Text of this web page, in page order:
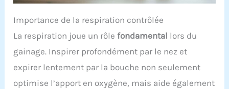
Importance de la respiration contrôlée
La respiration joue un rôle fondamental lors du
gainage. Inspirer profondément par le nez et
expirer lentement par la bouche non seulement
optimise l’apport en oxygène, mais aide également